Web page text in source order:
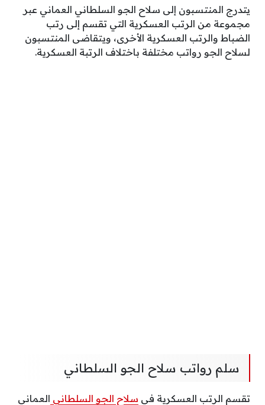
يتدرج المنتسبون إلى سلاح الجو السلطاني العماني عبر
مجموعة من الرتب العسكرية التي تقسم إلى رتب
الضباط والرتب العسكرية الأخرى، ويتقاضى المنتسبون
لسلاح الجو رواتب مختلفة باختلاف الرتبة العسكرية.
سلم رواتب سلاح الجو السلطاني
تقسم الرتب العسكرية في سلاح الجو السلطاني العماني